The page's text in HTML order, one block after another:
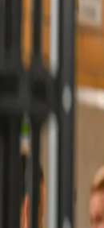
Pflegefachhelfer
Medizinischer